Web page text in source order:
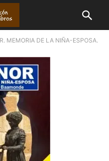
MEMORIA DE LA NIÑA-ESPOSA.